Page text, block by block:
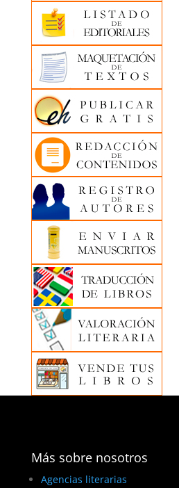
Más sobre nosotros
Agencias literarias